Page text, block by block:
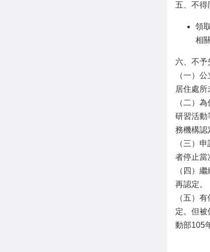
五、不得
領
相
六、不予
（一）
居住處
（二）
研習活動
務機構認
（三）
者停止當
（四）
再認定。
（五）
定。但被
動部105